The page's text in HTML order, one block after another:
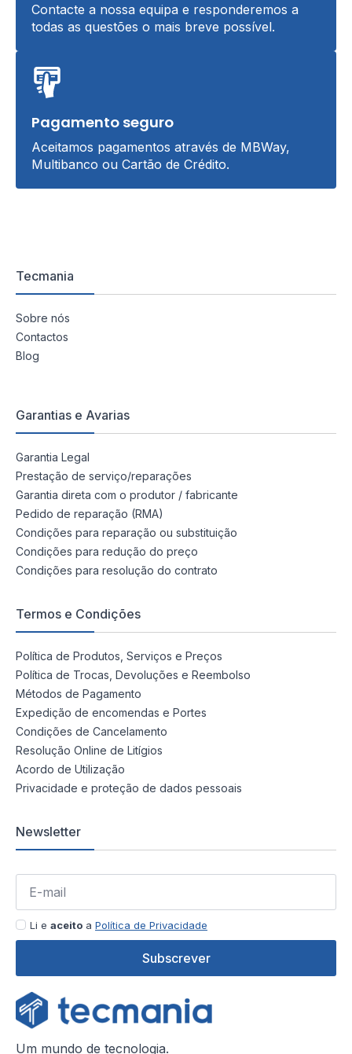
Contacte a nossa equipa e responderemos a
todas as questões o mais breve possível.
Pagamento seguro
Aceitamos pagamentos através de MBWay,
Multibanco ou Cartão de Crédito.
Tecmania
Sobre nós
Contactos
Blog
Garantias e Avarias
Garantia Legal
Prestação de serviço/reparações
Garantia direta com o produtor / fabricante
Pedido de reparação (RMA)
Condições para reparação ou substituição
Condições para redução do preço
Condições para resolução do contrato
Termos e Condições
Política de Produtos, Serviços e Preços
Política de Trocas, Devoluções e Reembolso
Métodos de Pagamento
Expedição de encomendas e Portes
Condições de Cancelamento
Resolução Online de Litígios
Acordo de Utilização
Privacidade e proteção de dados pessoais
Newsletter
Li e aceito a Política de Privacidade
Subscrever
Um mundo de tecnologia.